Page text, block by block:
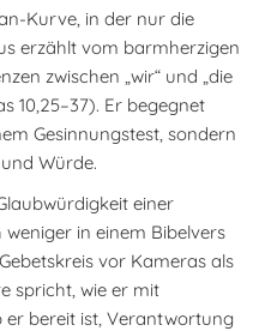
Kurve, in der nur die
erzählt vom barmherzigen
zwischen „wir“ und „die
10,25–37). Er begegnet
Gesinnungstest, sondern
Würde.
einer
in einem Bibelvers
vor Kameras als
spricht, wie er mit
bereit ist, Verantwortung